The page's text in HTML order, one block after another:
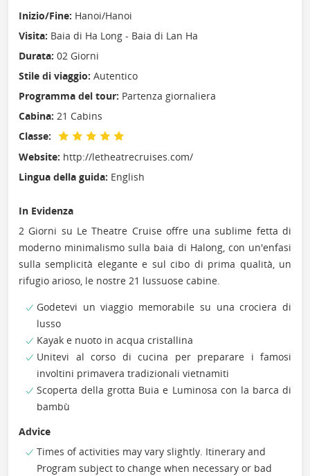
Inizio/Fine: Hanoi/Hanoi
Visita: Baia di Ha Long - Baia di Lan Ha
Durata: 02 Giorni
Stile di viaggio: Autentico
Programma del tour: Partenza giornaliera
Cabina: 21 Cabins
Classe:
Website: http://letheatrecruises.com/
Lingua della guida: English
In Evidenza
2 Giorni su Le Theatre Cruise offre una sublime fetta di
moderno minimalismo sulla baia di Halong, con un'enfasi
sulla semplicità elegante e sul cibo di prima qualità, un
rifugio arioso, le nostre 21 lussuose cabine.
Godetevi un viaggio memorabile su una crociera di
lusso
Kayak e nuoto in acqua cristallina
Unitevi al corso di cucina per preparare i famosi
involtini primavera tradizionali vietnamiti
Scoperta della grotta Buia e Luminosa con la barca di
bambù
Advice
Times of activities may vary slightly. Itinerary and
Program subject to change when necessary or bad